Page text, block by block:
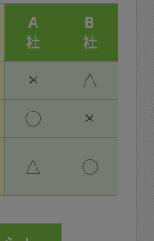
A
社
B
社
× △
〇 ×
△ 〇